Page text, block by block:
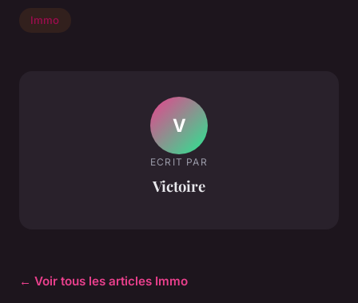
Immo
V
ECRIT PAR
Victoire
← Voir tous les articles Immo